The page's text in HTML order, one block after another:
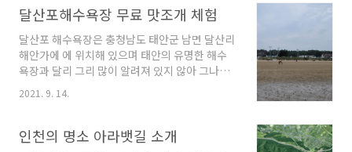
달산포해수욕장 무료 맛조개 체험
달산포 해수욕장은 충청남도 태안군 남면 달산리
해안가에 에 위치해 있으며 태안의 유명한 해수
욕장과 달리 그리 많이 알려져 있지 않아 그나마
인적이 드문 해수욕장으로 연중 무료로 이용이
가능하며 물이 빠진 드 넓은 해수욕장에서는 동
도 할 수 있는 곳입니다 달산포 해수욕장 소개 수
2021. 9. 14.
인천의 명소 아라뱃길 소개